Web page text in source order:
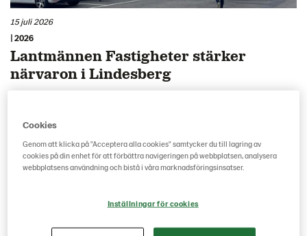
15 juli 2026
| 2026
Lantmännen Fastigheter stärker
närvaron i Lindesberg
Byggmax är hyresgäst.
Cookies
Genom att klicka på "Acceptera alla cookies" samtycker du till lagring av
cookies på din enhet för att förbättra navigeringen på webbplatsen, analysera
webbplatsens användning och bistå i våra marknadsföringsinsatser.
Inställningar för cookies